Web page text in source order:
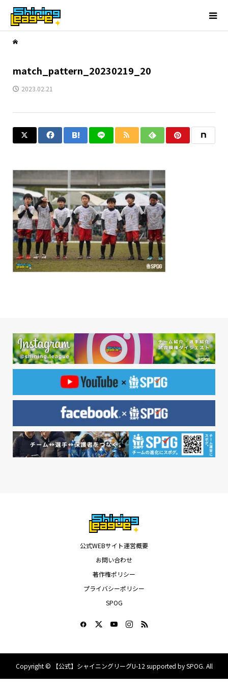
match_pattern_20230219_20
2023.02.21
公式WEBサイト運営概要
お問い合わせ
著作権ポリシー
プライバシーポリシー
SPOG
Copyright © 【公式】シャイニングリーグU-12 supported by SPOG. All